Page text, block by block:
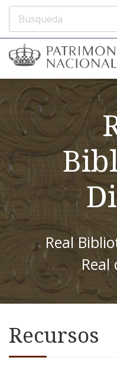
Real
Recursos